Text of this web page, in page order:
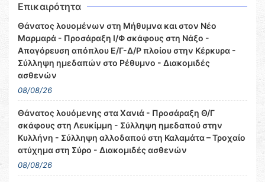
Επικαιρότητα
Θάνατος λουομένων στη Μήθυμνα και στον Νέο
Μαρμαρά - Προσάραξη Ι/Φ σκάφους στη Νάξο -
Απαγόρευση απόπλου Ε/Γ-Δ/Ρ πλοίου στην Κέρκυρα -
Σύλληψη ημεδαπών στο Ρέθυμνο - Διακομιδές
ασθενών
08/08/26
Θάνατος λουόμενης στα Χανιά - Προσάραξη Θ/Γ
σκάφους στη Λευκίμμη - Σύλληψη ημεδαπού στην
Κυλλήνη - Σύλληψη αλλοδαπού στη Καλαμάτα – Τροχαίο
ατύχημα στη Σύρο - Διακομιδές ασθενών
08/08/26